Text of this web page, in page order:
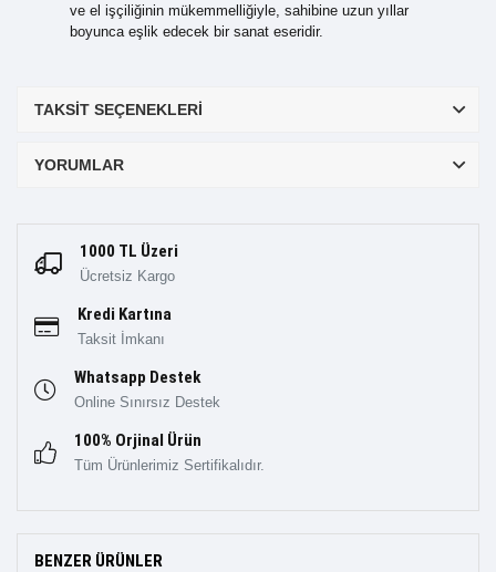
ve el işçiliğinin mükemmelliğiyle, sahibine uzun yıllar
boyunca eşlik edecek bir sanat eseridir.
TAKSIT SEÇENEKLERI
YORUMLAR
1000 TL Üzeri
Ücretsiz Kargo
Kredi Kartına
Taksit İmkanı
Whatsapp Destek
Online Sınırsız Destek
100% Orjinal Ürün
Tüm Ürünlerimiz Sertifikalıdır.
BENZER ÜRÜNLER